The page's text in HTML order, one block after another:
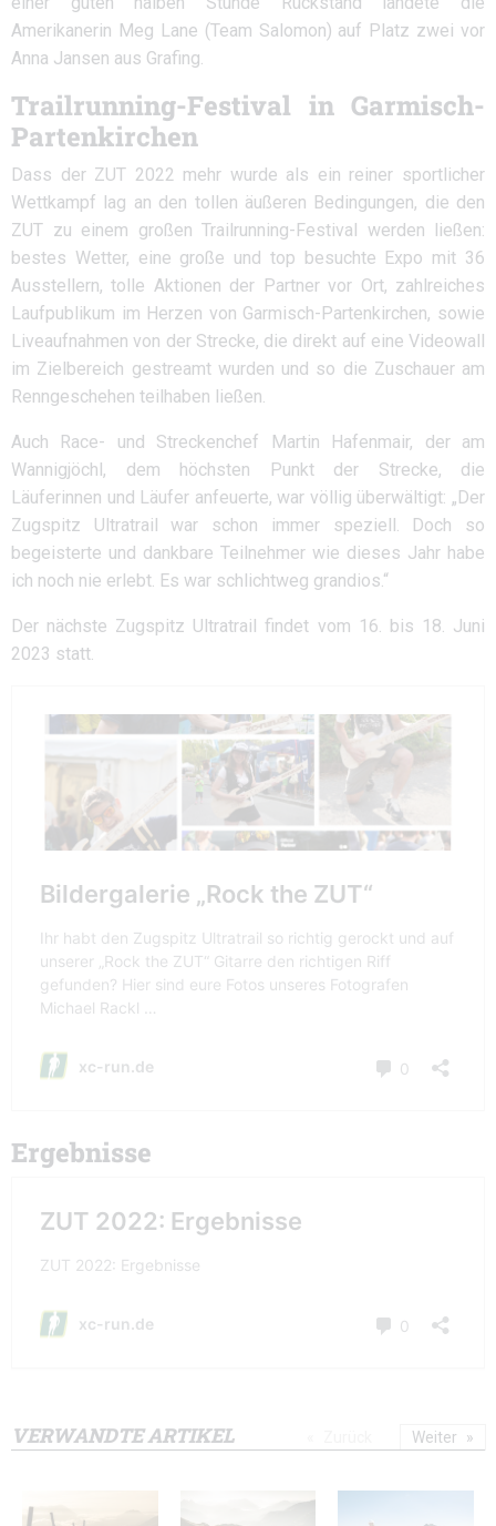
Amerikanerin Meg Lane (Team Salomon) auf Platz zwei vor
Anna Jansen aus Grafing.
Trailrunning-Festival in Garmisch-
Partenkirchen
Dass der ZUT 2022 mehr wurde als ein reiner sportlicher
Wettkampf lag an den tollen äußeren Bedingungen, die den
ZUT zu einem großen Trailrunning-Festival werden ließen:
bestes Wetter, eine große und top besuchte Expo mit 36
Ausstellern, tolle Aktionen der Partner vor Ort, zahlreiches
Laufpublikum im Herzen von Garmisch-Partenkirchen, sowie
Liveaufnahmen von der Strecke, die direkt auf eine Videowall
im Zielbereich gestreamt wurden und so die Zuschauer am
Renngeschehen teilhaben ließen.
Auch Race- und Streckenchef Martin Hafenmair, der am
Wannigjöchl, dem höchsten Punkt der Strecke, die
Läuferinnen und Läufer anfeuerte, war völlig überwältigt: „Der
Zugspitz Ultratrail war schon immer speziell. Doch so
begeisterte und dankbare Teilnehmer wie dieses Jahr habe
ich noch nie erlebt. Es war schlichtweg grandios.“
Der nächste Zugspitz Ultratrail findet vom 16. bis 18. Juni
2023 statt.
Ergebnisse
VERWANDTE ARTIKEL Weiter